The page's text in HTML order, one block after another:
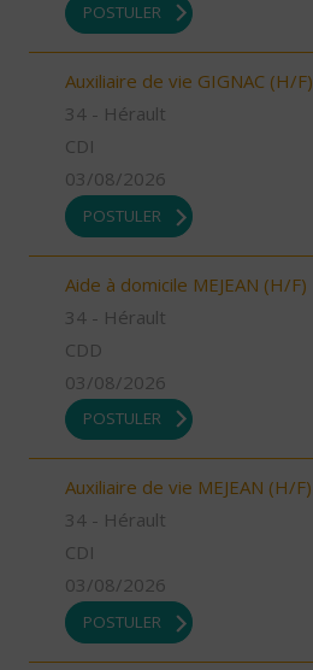
POSTULER
Auxiliaire de vie GIGNAC (H/F)
34 - Hérault
CDI
03/08/2026
POSTULER
Aide à domicile MEJEAN (H/F)
34 - Hérault
CDD
03/08/2026
POSTULER
Auxiliaire de vie MEJEAN (H/F)
34 - Hérault
CDI
03/08/2026
POSTULER